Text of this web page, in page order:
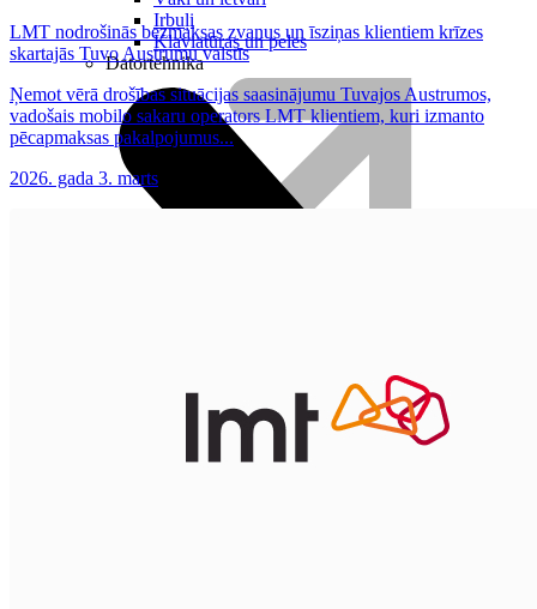
Nāc pie LMT
Irbuļi
Klaviatūras un peles
Datortehnika
LMT nodrošinās bezmaksas zvanus un īsziņas klientiem krīzes
skartajās Tuvo Austrumu valstīs
Ņemot vērā drošības situācijas saasinājumu Tuvajos Austrumos,
vadošais mobilo sakaru operators LMT klientiem, kuri izmanto
pēcapmaksas pakalpojumus...
2026. gada 3. marts